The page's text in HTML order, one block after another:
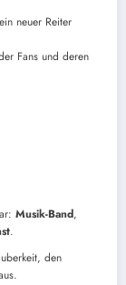
neuer Reiter
Fans und deren
Musik-Band,
.
den